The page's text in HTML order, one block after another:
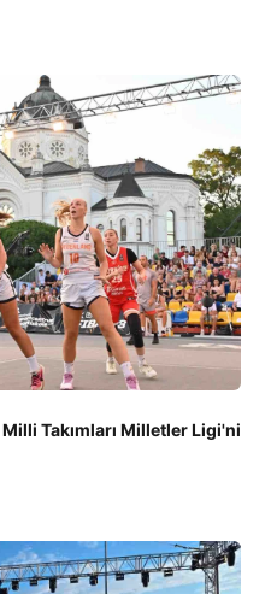
Takımları Milletler Ligi'ni